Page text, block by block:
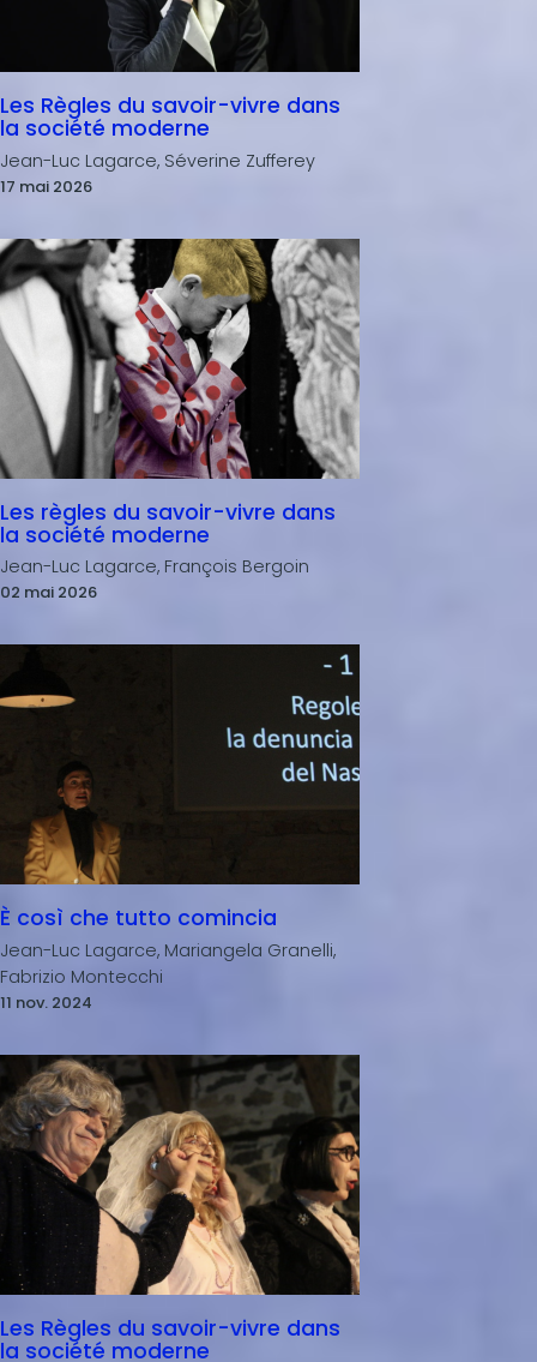
Les Règles du savoir-vivre dans
la société moderne
Jean-Luc Lagarce, Séverine Zufferey
17 mai 2026
Les règles du savoir-vivre dans
la société moderne
Jean-Luc Lagarce, François Bergoin
02 mai 2026
È così che tutto comincia
Jean-Luc Lagarce, Mariangela Granelli,
Fabrizio Montecchi
11 nov. 2024
Les Règles du savoir-vivre dans
la société moderne